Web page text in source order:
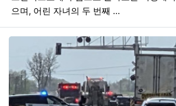
으며, 어린 자녀의 두 번째 …